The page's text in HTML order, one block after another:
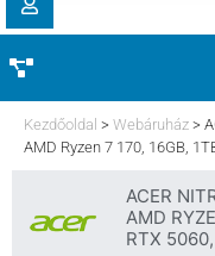
LETÖLTÉSEK
CÍMEK
HASZNÁLT LAPTOP
AKCIÓ
KOMPONENS
Kezdőoldal > Webáruház >
AMD Ryzen 7 170, 16GB,
ACER
AMD
RTX